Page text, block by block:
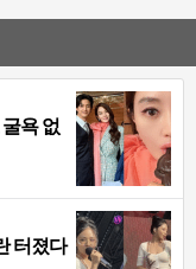
굴욕 없
터졌다